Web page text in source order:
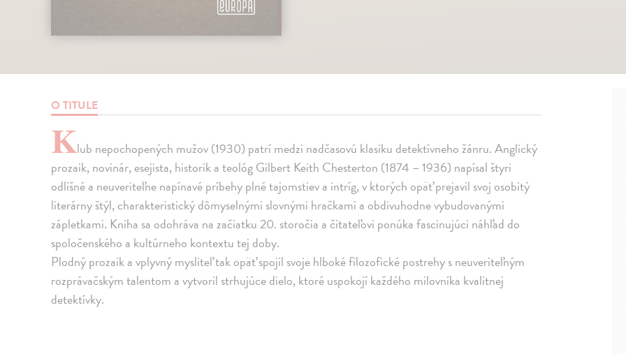
O TITULE
Klub nepochopených mužov (1930) patrí medzi nadčasovú klasiku detektívneho žánru. Anglický
prozaik, novinár, esejista, historik a teológ Gilbert Keith Chesterton (1874 – 1936) napísal štyri
odlišné a neuveriteľne napínavé príbehy plné tajomstiev a intríg, v ktorých opäť prejavil svoj osobitý
literárny štýl, charakteristický dômyselnými slovnými hračkami a obdivuhodne vybudovanými
zápletkami. Kniha sa odohráva na začiatku 20. storočia a čitateľovi ponúka fascinujúci náhľad do
spoločenského a kultúrneho kontextu tej doby.
Plodný prozaik a vplyvný mysliteľ tak opäť spojil svoje hlboké filozofické postrehy s neuveriteľným
rozprávačským talentom a vytvoril strhujúce dielo, ktoré uspokojí každého milovníka kvalitnej
detektívky.